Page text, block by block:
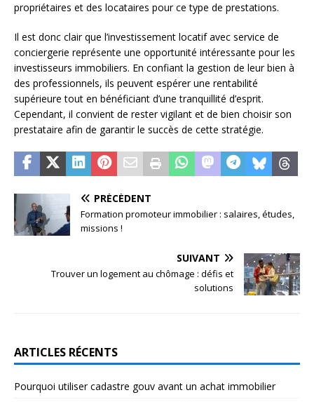
propriétaires et des locataires pour ce type de prestations.
Il est donc clair que l’investissement locatif avec service de
conciergerie représente une opportunité intéressante pour les
investisseurs immobiliers. En confiant la gestion de leur bien à
des professionnels, ils peuvent espérer une rentabilité
supérieure tout en bénéficiant d’une tranquillité d’esprit.
Cependant, il convient de rester vigilant et de bien choisir son
prestataire afin de garantir le succès de cette stratégie.
PRÉCÉDENT
Formation promoteur immobilier : salaires, études,
missions !
SUIVANT
Trouver un logement au chômage : défis et
solutions
ARTICLES RÉCENTS
Pourquoi utiliser cadastre gouv avant un achat immobilier